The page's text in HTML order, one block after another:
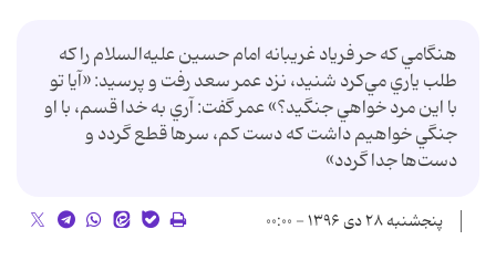
هنگامي كه حر فرياد غريبانه امام حسين عليه‌السلام را كه
طلب ياري مي‌كرد شنيد، نزد عمر سعد رفت و پرسيد: «آيا تو
با اين مرد خواهي جنگيد؟» عمر گفت: آري به خدا قسم، با او
جنگي خواهيم داشت كه دست كم، سرها قطع گردد و
دست‌ها جدا گردد»
پنجشنبه ۲۸ دی ۱۳۹۶ - ۰۰:۰۰